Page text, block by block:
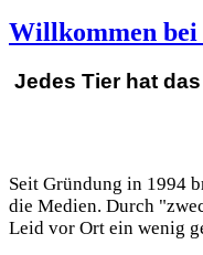
Willkommen
Jedes Tier hat
Seit Gründung in 1994
die Medien. Durch
Leid vor Ort ein wenig